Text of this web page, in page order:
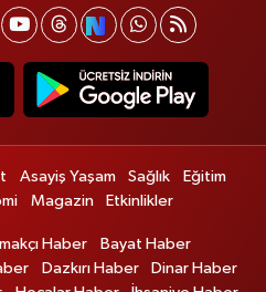
Asayiş Yaşam Sağlık
Eğitim
Magazin Etkinlikler
Haber
Bayat Haber
Dazkırı Haber
Dinar Haber